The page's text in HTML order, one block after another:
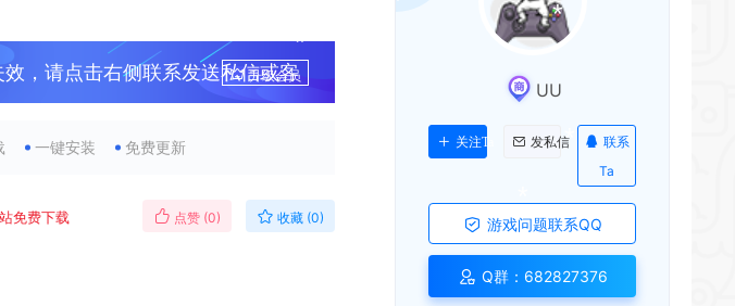
，请点击右侧联系发送私信或客
升级会员
一键安装 免费更新
免费下载 点赞 (0) 收藏 (0)
UU
关注Ta 发私信
联系
Ta
游戏问题联系QQ
Q群：682827376